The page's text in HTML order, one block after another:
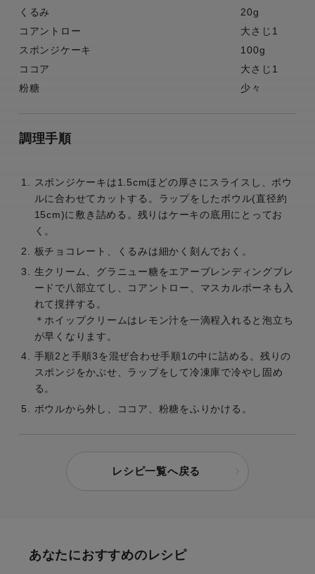
くるみ
20g
コアントロー
大さじ1
スポンジケーキ
100g
ココア
大さじ1
粉糖
少々
調理手順
スポンジケーキは1.5cmほどの厚さにスライスし、ボウ
ルに合わせてカットする。ラップをしたボウル(直径約
15cm)に敷き詰める。残りはケーキの底用にとってお
く。
板チョコレート、くるみは細かく刻んでおく。
生クリーム、グラニュー糖をエアーブレンディングブレ
ードで八部立てし、コアントロー、マスカルポーネも入
れて撹拌する。
＊ホイップクリームはレモン汁を一滴程入れると泡立ち
が早くなります。
手順2と手順3を混ぜ合わせ手順1の中に詰める。残りの
スポンジをかぶせ、ラップをして冷凍庫で冷やし固め
る。
ボウルから外し、ココア、粉糖をふりかける。
レシピ一覧へ戻る
あなたにおすすめのレシピ